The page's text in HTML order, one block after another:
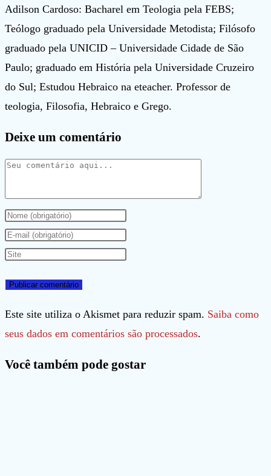
Adilson Cardoso: Bacharel em Teologia pela FEBS;
Teólogo graduado pela Universidade Metodista; Filósofo
graduado pela UNICID – Universidade Cidade de São
Paulo; graduado em História pela Universidade Cruzeiro
do Sul; Estudou Hebraico na eteacher. Professor de
teologia, Filosofia, Hebraico e Grego.
Deixe um comentário
Comentário
Digite
seu
nome
nome
de
usuário
comentar
Digite
seu
de
e-
mail
comentar
Digite
URL
do
seu
(opcional)
Este site utiliza o Akismet para reduzir spam. Saiba como
seus dados em comentários são processados.
Você também pode gostar